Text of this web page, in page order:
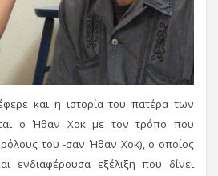
και η ιστορία του πατέρα των
ο Ήθαν Χοκ με τον τρόπο που
του -σαν Ήθαν Χοκ), ο οποίος
ενδιαφέρουσα εξέλιξη που δίνει